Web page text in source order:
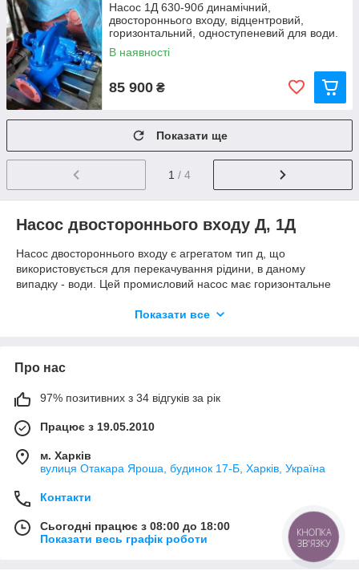
Насос 1Д 630-90б динамічний,
двостороннього входу, відцентровий,
горизонтальний, одноступеневий для води.
В наявності
85 900 ₴
Показати ще
1 / 4
Насос двостороннього входу Д, 1Д
Насос двостороннього входу є агрегатом тип д, що
використовується для перекачування рідини, в даному
випадку - води. Цей промисловий насос має горизонтальне
відомим як робоче колесо. Технічні характеристики цього
насосний агрегат може бути використаний у системах
водопостачання індустріальних об'єктів. Для його
функціонування необхідний електродвигун, який рухає всю
установку.
Застосування насоса Д, 1Д
Насос Д, 1Д зазвичай використовується для перекачування
води або інших рідин. Його застосування може включати:
для подачі води із резервуару для забезпечення
може застосовуватись у сільському господарстві для
зрошення полів або тваринницьких господарств.
для перекачування води з водойми для наповнення
Показати все
Про нас
97% позитивних з 34 відгуків за рік
Працює з 19.05.2010
м. Харків
вулиця Отакара Яроша, будинок 17-Б, Харків, Україна
Контакти
Сьогодні працює з 08:00 до 18:00
Показати весь графік роботи
КНОПКА
ЗВ'ЯЗКУ